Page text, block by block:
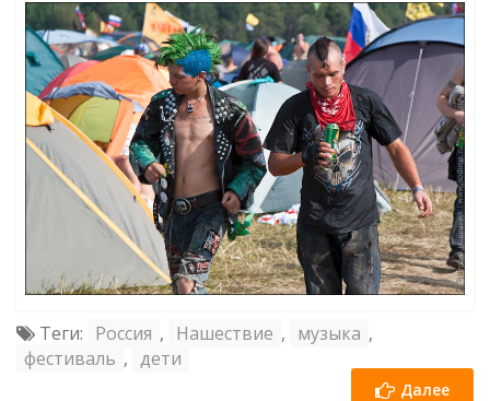
Теги: Россия , Нашествие , музыка ,
фестиваль , дети
Далее